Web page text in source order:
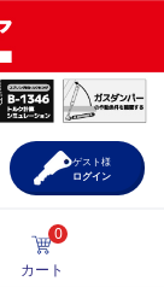
0
カート
ゲスト様
ログイン